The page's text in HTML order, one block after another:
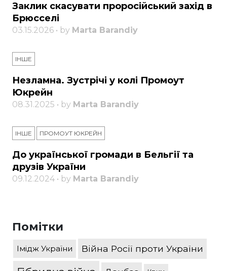
Заклик скасувати проросійський захід в
Брюсселі
03.15.2026 • by Marta Barandiy
ІНШЕ
Незламна. Зустрічі у колі Промоут
Юкрейн
08.31.2025 • by Marta Barandiy
ІНШЕ ПРОМОУТ ЮКРЕЙН
До української громади в Бельгії та
друзів України
09.12.2024 • by Marta Barandiy
Помітки
Імідж України Війна Росії проти України